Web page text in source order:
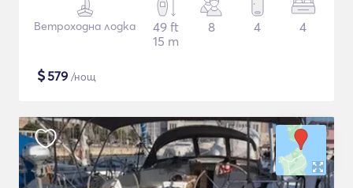
Ветроходна лодка
49 ft
15 m
8 4 4
$579 /нощ